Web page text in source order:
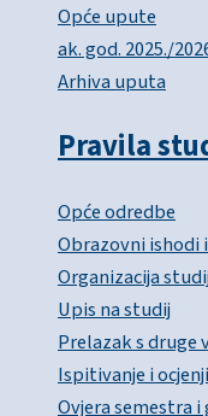
Opće upute
ak. god. 2025./
Arhiva uputa
Pravila
Opće odredbe
Obrazovni
Organizacija
Upis na studij
Prelazak s druge
Ispitivanje i
Ovjera semestra i